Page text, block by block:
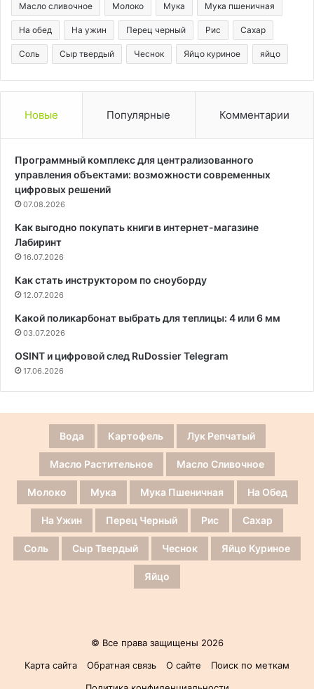
Масло сливочное Молоко Мука Мука пшеничная
На обед На ужин Перец черный Рис Сахар
Соль Сыр твердый Чеснок Яйцо куриное яйцо
Новые Популярные Комментарии
Программный комплекс для централизованного
управления объектами: возможности современных
цифровых решений
07.08.2026
Как выгодно покупать книги в интернет-магазине
Лабиринт
16.07.2026
Как стать инструктором по сноуборду
12.07.2026
Какой поликарбонат выбрать для теплицы: 4 или 6 мм
03.07.2026
OSINT и цифровой след RuDossier Telegram
17.06.2026
Вода Картофель Лук Репчатый
Масло Растительное Масло Сливочное
Молоко Мука Мука Пшеничная На Обед
На Ужин Перец Черный Рис Сахар
Соль Сыр Твердый Чеснок Яйцо Куриное
Яйцо
© Все права защищены 2026
Карта сайта
Обратная связь О сайте
Поиск по меткам